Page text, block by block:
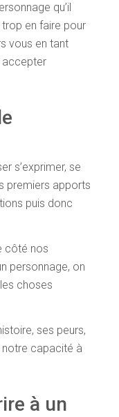
qu’il
trop en faire pour
vous en tant
accepter
s’exprimer, se
premiers apports
puis donc
côté nos
personnage, on
choses
ses peurs,
capacité à
à un